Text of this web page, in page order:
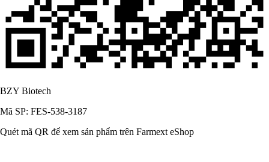
BZY Biotech
Mã SP: FES-538-3187
Quét mã QR để xem sản phẩm trên Farmext eShop